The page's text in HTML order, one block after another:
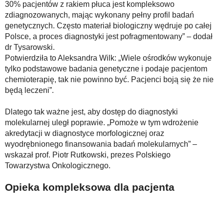
30% pacjentów z rakiem płuca jest kompleksowo
zdiagnozowanych, mając wykonany pełny profil badań
genetycznych. Często materiał biologiczny wędruje po całej
Polsce, a proces diagnostyki jest pofragmentowany” – dodał
dr Tysarowski.
Potwierdziła to Aleksandra Wilk: „Wiele ośrodków wykonuje
tylko podstawowe badania genetyczne i podaje pacjentom
chemioterapię, tak nie powinno być. Pacjenci boją się że nie
będą leczeni”.
Dlatego tak ważne jest, aby dostęp do diagnostyki
molekularnej uległ poprawie. „Pomoże w tym wdrożenie
akredytacji w diagnostyce morfologicznej oraz
wyodrębnionego finansowania badań molekularnych” –
wskazał prof. Piotr Rutkowski, prezes Polskiego
Towarzystwa Onkologicznego.
Opieka kompleksowa dla pacjenta